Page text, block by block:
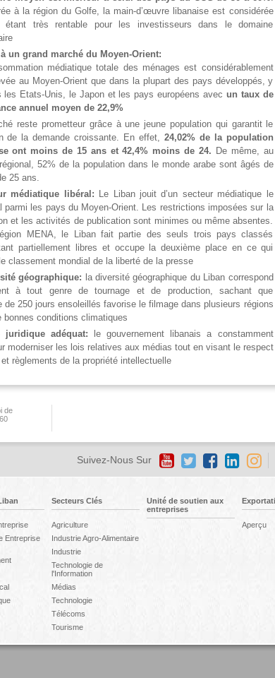
à la région du Golfe, la main-d’œuvre libanaise est considérée
étant très rentable pour les investisseurs dans le domaine
un grand marché du Moyen-Orient:
médiatique totale des ménages est considérablement
au Moyen-Orient que dans la plupart des pays développés, y
les Etats-Unis, le Japon et les pays européens avec un taux de
annuel moyen de 22,9%
reste prometteur grâce à une jeune population qui garantit le
de la demande croissante. En effet, 24,02% de la population
ont moins de 15 ans et 42,4% moins de 24. De même, au
52% de la population dans le monde arabe sont âgés de
25 ans.
médiatique libéral:
Le Liban jouit d’un secteur médiatique le
parmi les pays du Moyen-Orient. Les restrictions imposées sur la
et les activités de publication sont minimes ou même absentes.
MENA, le Liban fait partie des seuls trois pays classés
partiellement libres et occupe la deuxième place en ce qui
classement mondial de la liberté de la presse
géographique:
la diversité géographique du Liban correspond
à tout genre de tournage et de production, sachant que
de 250 jours ensoleillés favorise le filmage dans plusieurs régions
bonnes conditions climatiques
juridique adéquat:
le gouvernement libanais a constamment
moderniser les lois relatives aux médias tout en visant le respect
règlements de la propriété intellectuelle
de
Suivez-Nous Sur
Entreprise
Secteurs Clés
Agriculture
Industrie Agro-Alimentaire
Industrie
Technologie de
l'Information
Médias
Technologie
Télécoms
Tourisme
Unité de soutien aux
entreprises
Aperçu